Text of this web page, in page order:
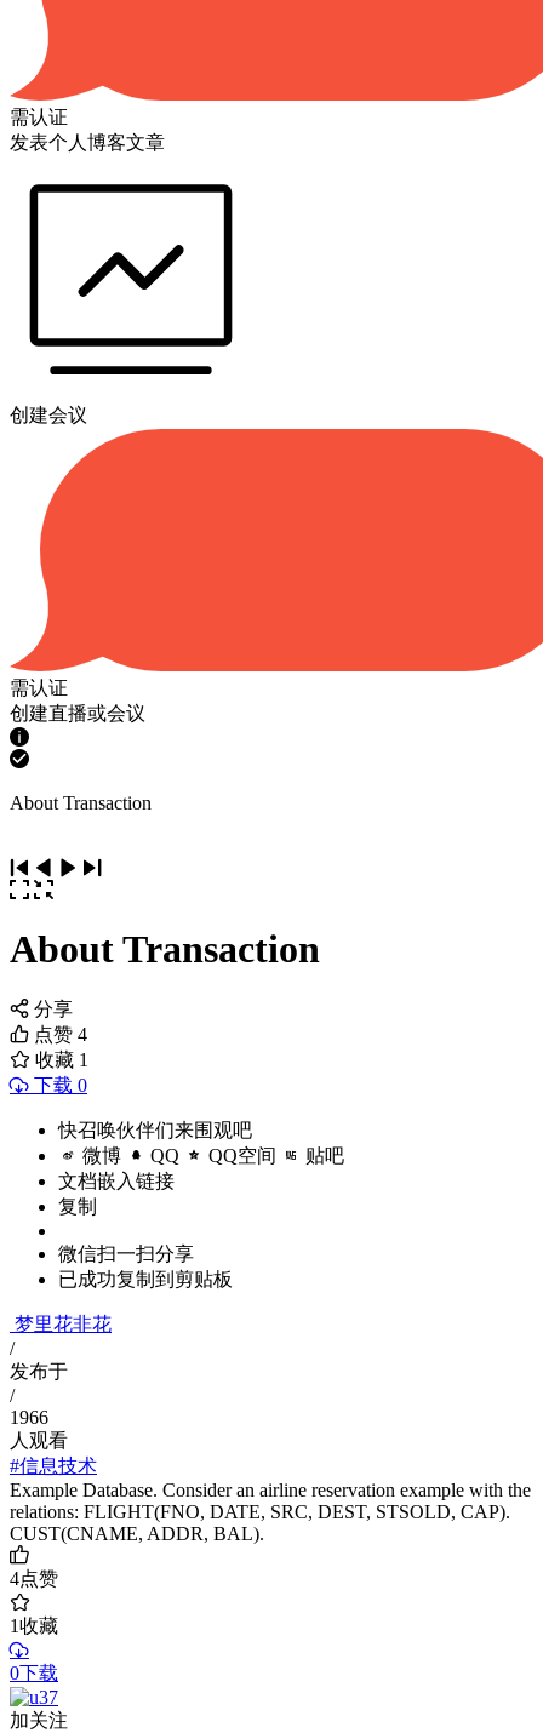
需认证
发表个人博客文章
创建会议
需认证
创建直播或会议
About Transaction
About Transaction
分享
点赞 4
收藏 1
下载 0
快召唤伙伴们来围观吧
微博 QQ QQ空间 贴吧
文档嵌入链接
复制
微信扫一扫分享
已成功复制到剪贴板
梦里花非花
/
发布于
/
1966
人观看
#信息技术
Example Database. Consider an airline reservation example with the
relations: FLIGHT(FNO, DATE, SRC, DEST, STSOLD, CAP).
CUST(CNAME, ADDR, BAL).
4点赞
1收藏
0下载
加关注